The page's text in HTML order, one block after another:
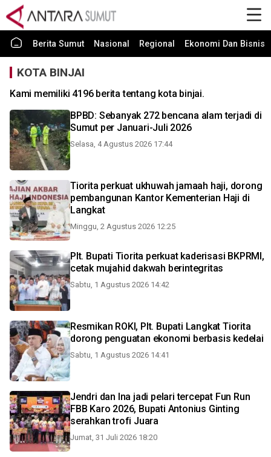
Berita Sumut Nasional Regional Ekonomi Dan Bisnis
KOTA BINJAI
Kami memiliki 4196 berita tentang kota binjai.
BPBD: Sebanyak 272 bencana alam terjadi di
Sumut per Januari-Juli 2026
Selasa, 4 Agustus 2026 17:44
Tiorita perkuat ukhuwah jamaah haji, dorong
pembangunan Kantor Kementerian Haji di
Langkat
Minggu, 2 Agustus 2026 12:25
Plt. Bupati Tiorita perkuat kaderisasi BKPRMI,
cetak mujahid dakwah berintegritas
Sabtu, 1 Agustus 2026 14:42
Resmikan ROKI, Plt. Bupati Langkat Tiorita
dorong penguatan ekonomi berbasis kedelai
Sabtu, 1 Agustus 2026 14:41
Jendri dan Ina jadi pelari tercepat Fun Run
FBB Karo 2026, Bupati Antonius Ginting
serahkan trofi Juara
Jumat, 31 Juli 2026 18:20